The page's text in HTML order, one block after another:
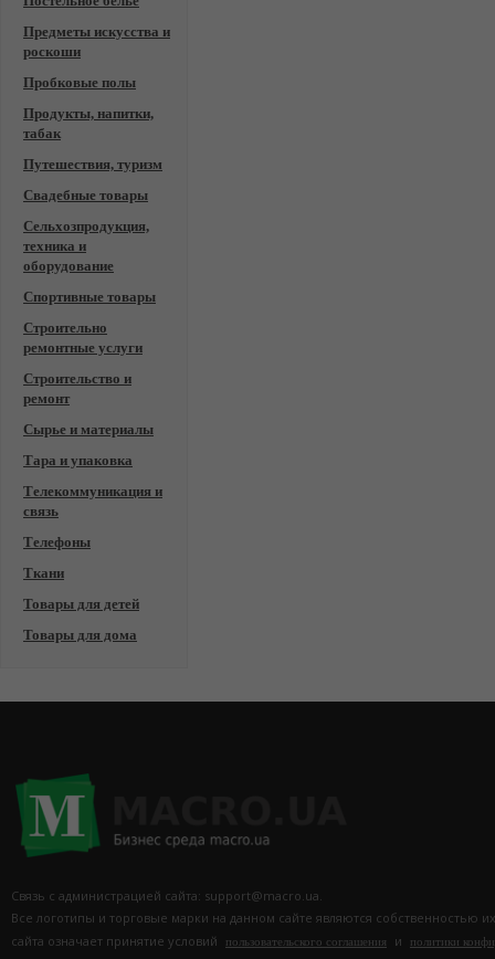
Предметы искусства и
роскоши
Пробковые полы
Продукты, напитки,
табак
Путешествия, туризм
Свадебные товары
Сельхозпродукция,
техника и
оборудование
Спортивные товары
Строительно
ремонтные услуги
Строительство и
ремонт
Сырье и материалы
Тара и упаковка
Телекоммуникация и
связь
Телефоны
Ткани
Товары для детей
Товары для дома
Связь с администрацией сайта: support@macro.ua.
Все логотипы и торговые марки на данном сайте являются собственностью
сайта означает принятие условий
пользовательского соглашения и политики